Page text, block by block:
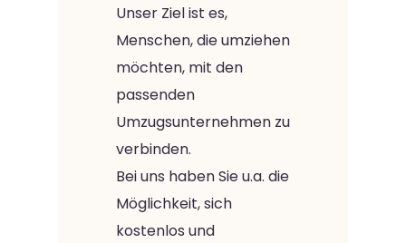
Unser Ziel ist es,
Menschen, die umziehen
möchten, mit den
passenden
Umzugsunternehmen zu
verbinden.
Bei uns haben Sie u.a. die
Möglichkeit, sich
kostenlos und